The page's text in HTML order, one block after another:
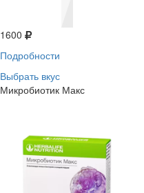
1600
Подробности
Выбрать вкус
Микробиотик Макс